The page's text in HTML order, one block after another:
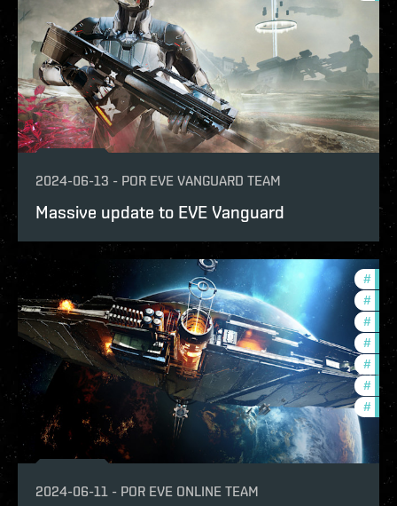
2024-06-13 - POR EVE VANGUARD TEAM
Massive update to EVE Vanguard
#
#
#
#
#
#
#
2024-06-11 - POR EVE ONLINE TEAM